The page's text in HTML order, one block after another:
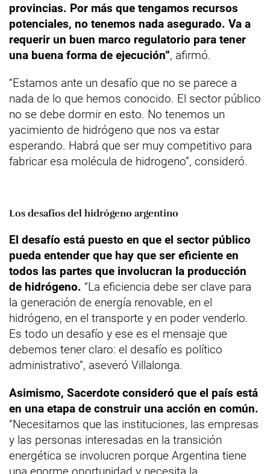
provincias. Por más que tengamos recursos
potenciales, no tenemos nada asegurado. Va a
requerir un buen marco regulatorio para tener
una buena forma de ejecución”, afirmó.
“Estamos ante un desafío que no se parece a
nada de lo que hemos conocido. El sector público
no se debe dormir en esto. No tenemos un
yacimiento de hidrógeno que nos va estar
esperando. Habrá que ser muy competitivo para
fabricar esa molécula de hidrogeno”, consideró.
Los desafíos del hidrógeno argentino
El desafío está puesto en que el sector público
pueda entender que hay que ser eficiente en
todos las partes que involucran la producción
de hidrógeno. “La eficiencia debe ser clave para
la generación de energía renovable, en el
hidrógeno, en el transporte y en poder venderlo.
Es todo un desafío y ese es el mensaje que
debemos tener claro: el desafío es político
administrativo”, aseveró Villalonga.
Asimismo, Sacerdote consideró que el país está
en una etapa de construir una acción en común.
“Necesitamos que las instituciones, las empresas
y las personas interesadas en la transición
energética se involucren porque Argentina tiene